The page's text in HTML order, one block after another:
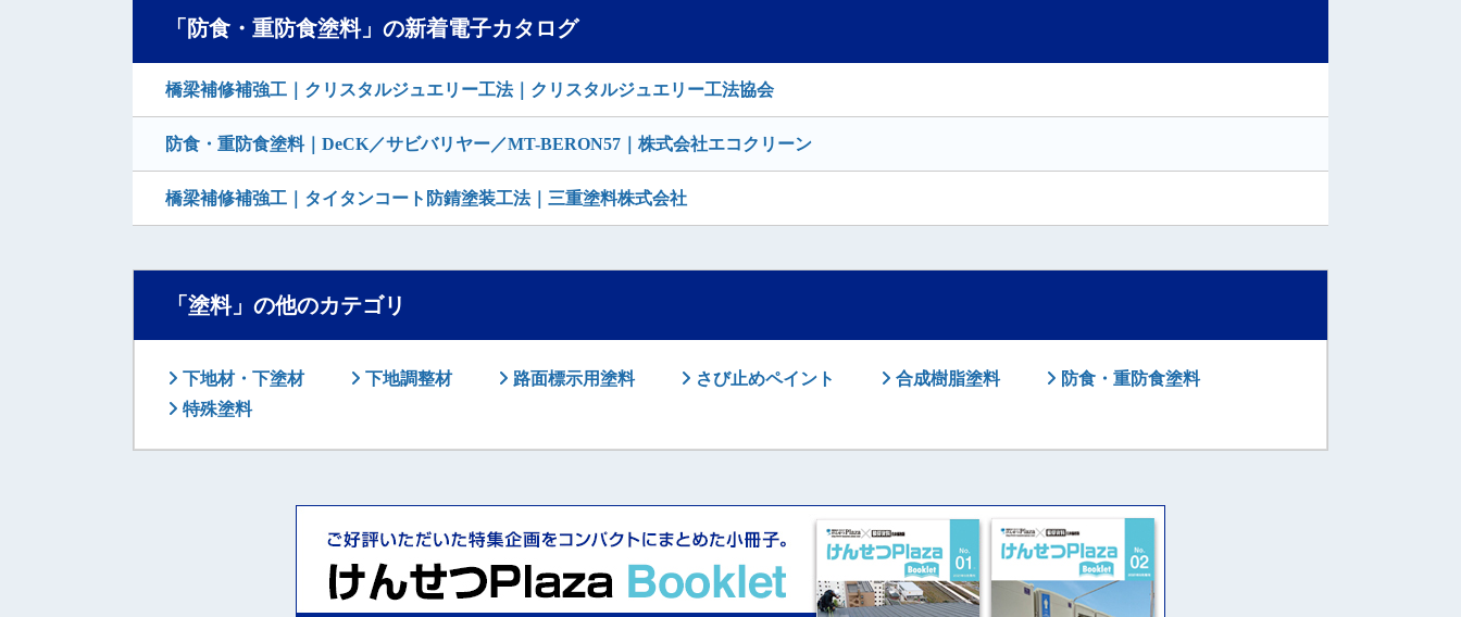
「防食・重防食塗料」の新着電子カタログ
橋梁補修補強工｜クリスタルジュエリー工法｜クリスタルジュエリー工法協会
防食・重防食塗料｜DeCK／サビバリヤー／MT-BERON57｜株式会社エコクリーン
橋梁補修補強工｜タイタンコート防錆塗装工法｜三重塗料株式会社
「塗料」の他のカテゴリ
下地材・下塗材 下地調整材 路面標示用塗料 さび止めペイント 合成樹脂塗料
防食・重防食塗料
特殊塗料